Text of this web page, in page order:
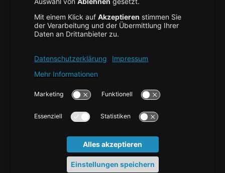
Leitfaden & Übersicht
News